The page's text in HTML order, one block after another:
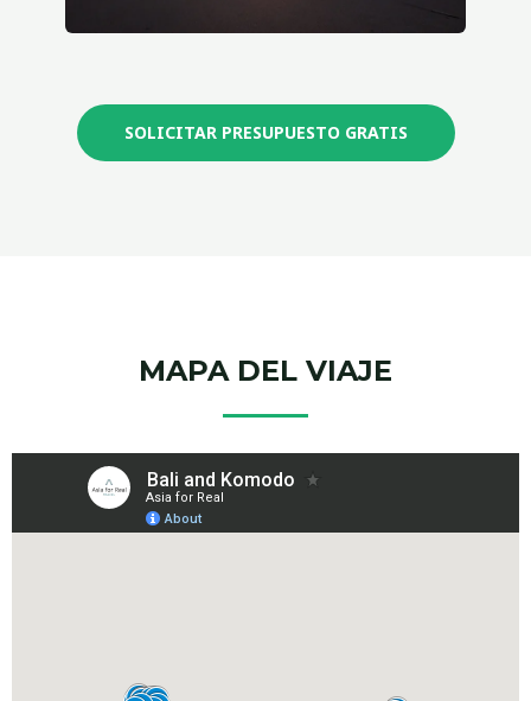
SOLICITAR PRESUPUESTO GRATIS
MAPA DEL VIAJE